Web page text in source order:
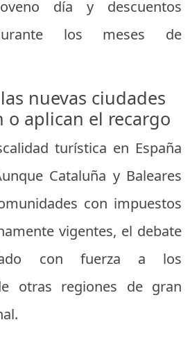
día y descuentos
los meses de
nuevas ciudades
o aplican el recargo
turística en España
Cataluña y Baleares
con impuestos
vigentes, el debate
con fuerza a los
otras regiones de gran